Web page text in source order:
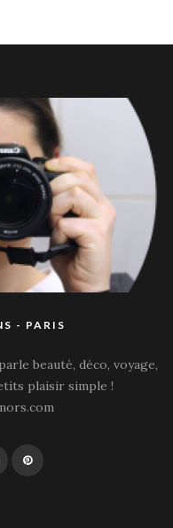
- PARIS
beauté, déco, voyage,
plaisir simple !